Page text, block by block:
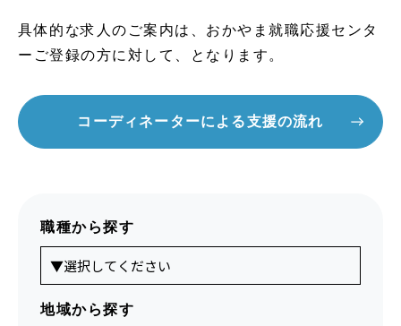
具体的な求人のご案内は、おかやま就職応援センタ
ーご登録の方に対して、となります。
コーディネーターによる支援の流れ
職種から探す
地域から探す